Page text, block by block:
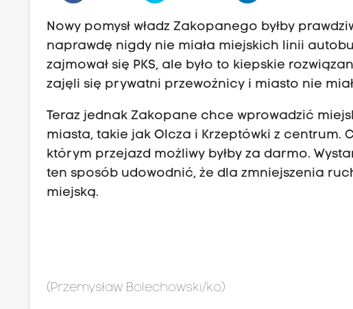
Nowy pomysł władz Zakopanego byłby
naprawdę nigdy nie miała miejskich linii
zajmował się PKS, ale było to kiepskie
zajęli się prywatni przewoźnicy i miasto nie
Teraz jednak Zakopane chce wprowadzić
miasta, takie jak Olcza i Krzeptówki z centrum.
którym przejazd możliwy byłby za darmo.
ten sposób udowodnić, że dla zmniejszenia
miejską.
(Przemysław Bolechowski/ko)